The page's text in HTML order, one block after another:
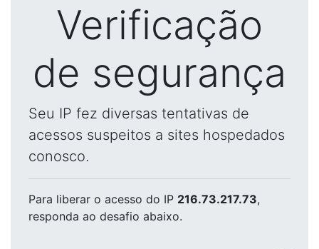
Verificação
de segurança
Seu IP fez diversas tentativas de
acessos suspeitos a sites hospedados
conosco.
Para liberar o acesso do IP 216.73.217.73,
responda ao desafio abaixo.